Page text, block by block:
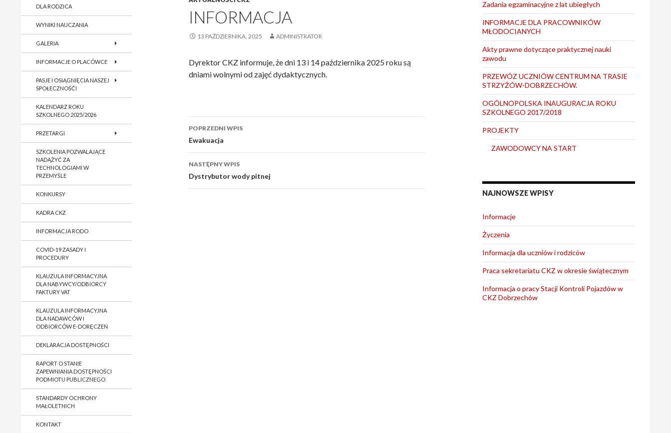
INFORMACJA
13 PAŹDZIERNIKA, 2025 ADMINISTRATOR
Dyrektor CKZ informuje, że dni 13 i 14 października 2025 roku są
dniami wolnymi od zajęć dydaktycznych.
Nawigacja
wpisu
POPRZEDNI WPIS
Ewakuacja
NASTĘPNY WPIS
Dystrybutor wody pitnej
Zadania egzaminacyjne z lat ubiegłych
INFORMACJE DLA PRACOWNIKÓW
MŁODOCIANYCH
Akty prawne dotyczące praktycznej nauki
zawodu
PRZEWÓZ UCZNIÓW CENTRUM NA TRASIE
STRZYŻÓW-DOBRZECHÓW.
OGÓLNOPOLSKA INAUGURACJA ROKU
SZKOLNEGO 2017/2018
PROJEKTY
ZAWODOWCY NA START
NAJNOWSZE WPISY
Informacje
Życzenia
Informacja dla uczniów i rodziców
Praca sekretariatu CKZ w okresie świątecznym
Informacja o pracy Stacji Kontroli Pojazdów w
CKZ Dobrzechów
DLA RODZICA
WYNIKI NAUCZANIA
GALERIA
INFORMACJE O PLACÓWCE
PASJE I OSIĄGNIĘCIA NASZEJ
SPOŁECZNOŚĆI
KALENDARZ ROKU
SZKOLNEGO 2025/2026
PRZETARGI
SZKOLENIA POZWALAJĄCE
NADĄŻYĆ ZA
TECHNOLOGIAMI W
PRZEMYŚLE
KONKURSY
KADRA CKZ
INFORMACJA RODO
COVID-19 ZASADY I
PROCEDURY
KLAUZULA INFORMACYJNA
DLA NABYWCY/ODBIORCY
FAKTURY VAT
KLAUZULA INFORMACYJNA
DLA NADAWCÓW I
ODBIORCÓW E-DORĘCZEŃ
DEKLARACJA DOSTĘPNOŚCI
RAPORT O STANIE
ZAPEWNIANIA DOSTĘPNOŚCI
PODMIOTU PUBLICZNEGO
STANDARDY OCHRONY
MAŁOLETNICH
KONTAKT